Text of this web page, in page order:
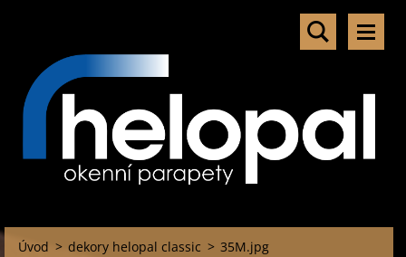
Úvod > dekory helopal classic > 35M.jpg